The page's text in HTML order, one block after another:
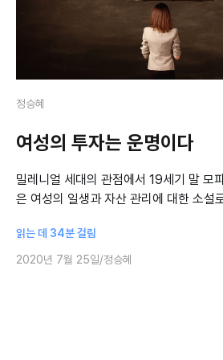
정승혜
여성의 투자는 운명이다
밀레니얼 세대의 관점에서 19세기 말 모
은 여성의 일생과 자산 관리에 대한 소설
경제적으로 불평등한 대우를
읽는 데 34분 걸림
2020년 7월 25일 정승혜